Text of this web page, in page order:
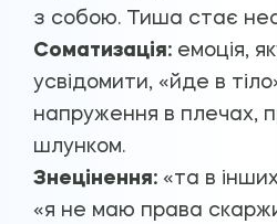
з собою. Тиша стає
Соматизація: емоція,
усвідомити, «йде в
напруження в плечах,
шлунком.
Знецінення: «та в
«я не маю права